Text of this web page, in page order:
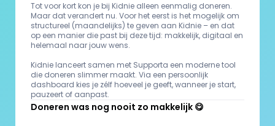
Tot voor kort kon je bij Kidnie alleen eenmalig doneren.
Maar dat verandert nu. Voor het eerst is het mogelijk om
structureel (maandelijks) te geven aan Kidnie – en dat
op een manier die past bij deze tijd: makkelijk, digitaal en
helemaal naar jouw wens.
Kidnie lanceert samen met Supporta een moderne tool
die doneren slimmer maakt. Via een persoonlijk
dashboard kies je zélf hoeveel je geeft, wanneer je start,
pauzeert of aanpast.
Doneren was nog nooit zo makkelijk 😋